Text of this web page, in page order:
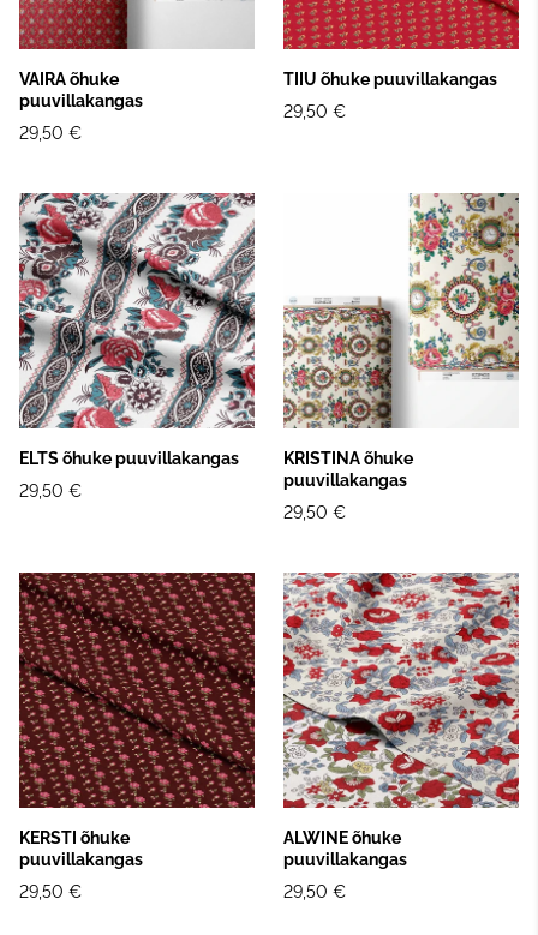
VAIRA õhuke
puuvillakangas
29,50 €
TIIU õhuke puuvillakangas
29,50 €
ELTS õhuke puuvillakangas
29,50 €
KRISTINA õhuke
puuvillakangas
29,50 €
KERSTI õhuke
puuvillakangas
29,50 €
ALWINE õhuke
puuvillakangas
29,50 €